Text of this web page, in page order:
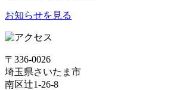
お知らせを見る
〒336-0026
埼玉県さいたま市
南区辻1-26-8